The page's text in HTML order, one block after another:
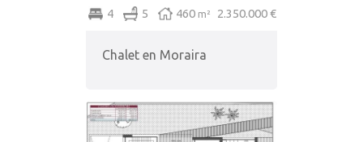
4 5 460 m² 2.350.000 €
Chalet en Moraira